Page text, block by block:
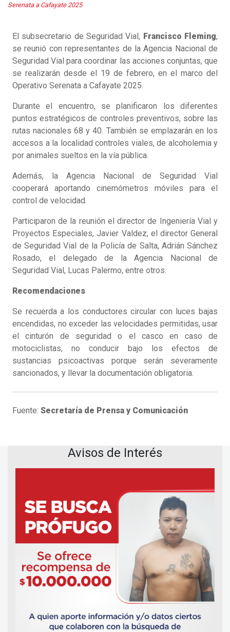
Serenata a Cafayate 2025
El subsecretario de Seguridad Vial, Francisco Fleming,
se reunió con representantes de la Agencia Nacional de
Seguridad Vial para coordinar las acciones conjuntas, que
se realizarán desde el 19 de febrero, en el marco del
Operativo Serenata a Cafayate 2025.
Durante el encuentro, se planificaron los diferentes
puntos estratégicos de controles preventivos, sobre las
rutas nacionales 68 y 40. También se emplazarán en los
accesos a la localidad controles viales, de alcoholemia y
por animales sueltos en la vía pública.
Además, la Agencia Nacional de Seguridad Vial
cooperará aportando cinemómetros móviles para el
control de velocidad.
Participaron de la reunión el director de Ingeniería Vial y
Proyectos Especiales, Javier Valdez, el director General
de Seguridad Vial de la Policía de Salta, Adrián Sánchez
Rosado, el delegado de la Agencia Nacional de
Seguridad Vial, Lucas Palermo, entre otros.
Recomendaciones
Se recuerda a los conductores circular con luces bajas
encendidas, no exceder las velocidades permitidas, usar
el cinturón de seguridad o el casco en caso de
motociclistas, no conducir bajo los efectos de
sustancias psicoactivas porque serán severamente
sancionados, y llevar la documentación obligatoria.
Fuente: Secretaría de Prensa y Comunicación
Avisos de Interés